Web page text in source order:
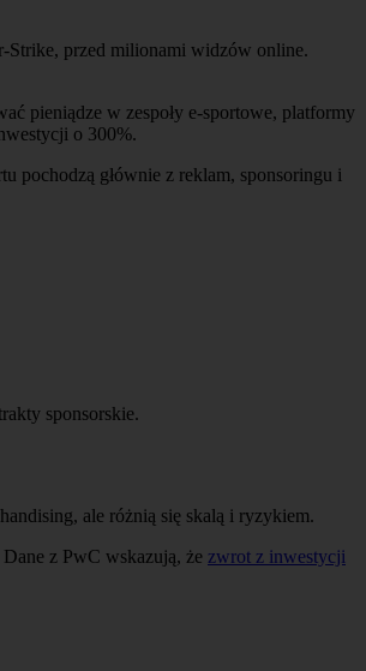
Strike, przed milionami widzów online.
pieniądze w zespoły e-sportowe, platformy
o 300%.
pochodzą głównie z reklam, sponsoringu i
sponsorskie.
ale różnią się skalą i ryzykiem.
z PwC wskazują, że zwrot z inwestycji